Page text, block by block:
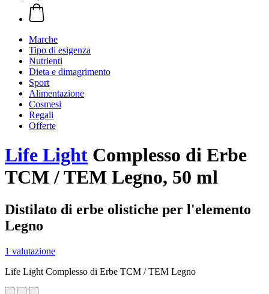
Marche
Tipo di esigenza
Nutrienti
Dieta e dimagrimento
Sport
Alimentazione
Cosmesi
Regali
Offerte
Life Light Complesso di Erbe
TCM / TEM Legno, 50 ml
Distilato di erbe olistiche per l'elemento
Legno
1 valutazione
Life Light Complesso di Erbe TCM / TEM Legno